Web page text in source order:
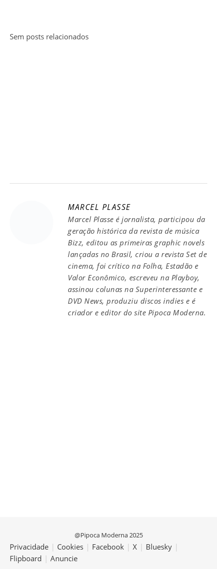
Sem posts relacionados
MARCEL PLASSE
Marcel Plasse é jornalista, participou da
geração histórica da revista de música
Bizz, editou as primeiras graphic novels
lançadas no Brasil, criou a revista Set de
cinema, foi crítico na Folha, Estadão e
Valor Econômico, escreveu na Playboy,
assinou colunas na Superinteressante e
DVD News, produziu discos indies e é
criador e editor do site Pipoca Moderna.
@Pipoca Moderna 2025
Privacidade | Cookies | Facebook | X | Bluesky |
Flipboard | Anuncie